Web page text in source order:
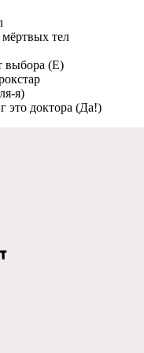
тeл
выбора (Е)
я)
это доктора (Да!)